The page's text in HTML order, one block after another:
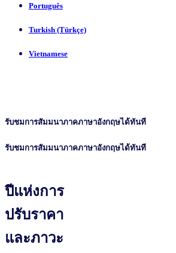
Português
Turkish (Türkçe)
Vietnamese
รับชมการสัมมนาภาคภาษาอังกฤษได้ทันที
รับชมการสัมมนาภาคภาษาอังกฤษได้ทันที
ปีแห่งการ
ปรับราคา
และภาวะ